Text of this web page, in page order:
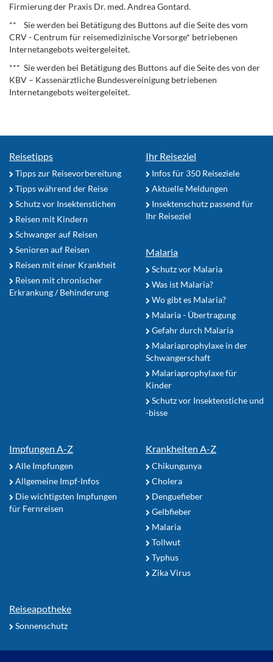
Firmierung der Praxis Dr. med. Andrea Gontard.
** Sie werden bei Betätigung des Buttons auf die Seite des vom
CRV - Centrum für reisemedizinische Vorsorge* betriebenen
Internetangebots weitergeleitet.
*** Sie werden bei Betätigung des Buttons auf die Seite des von der
KBV – Kassenärztliche Bundesvereinigung betriebenen
Internetangebots weitergeleitet.
Reisetipps
Tipps zur Reisevorbereitung
Tipps während der Reise
Schutz vor Insektenstichen
Reisen mit Kindern
Schwanger auf Reisen
Senioren auf Reisen
Reisen mit einer Krankheit
Reisen mit chronischer
Erkrankung / Behinderung
Ihr Reiseziel
Infos für 350 Reiseziele
Aktuelle Meldungen
Insektenschutz passend für
Ihr Reiseziel
Malaria
Schutz vor Malaria
Was ist Malaria?
Wo gibt es Malaria?
Malaria - Übertragung
Gefahr durch Malaria
Malariaprophylaxe in der
Schwangerschaft
Malariaprophylaxe für
Kinder
Schutz vor Insektenstiche und
-bisse
Impfungen A-Z
Alle Impfungen
Allgemeine Impf-Infos
Die wichtigsten Impfungen
für Fernreisen
Krankheiten A-Z
Chikungunya
Cholera
Denguefieber
Gelbfieber
Malaria
Tollwut
Typhus
Zika Virus
Reiseapotheke
Sonnenschutz